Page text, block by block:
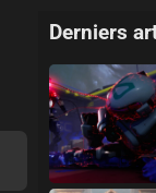
Derniers